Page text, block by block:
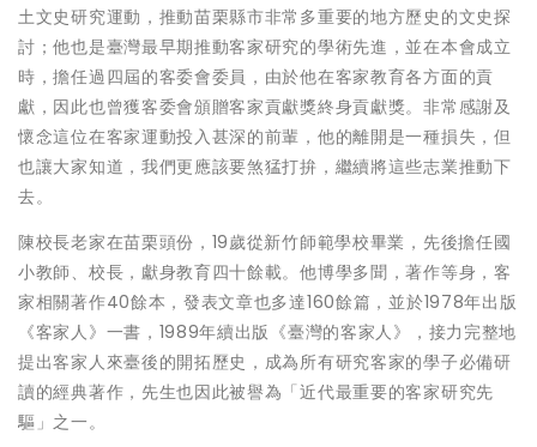
土文史研究運動，推動苗栗縣市非常多重要的地方歷史的文史探
討；他也是臺灣最早期推動客家研究的學術先進，並在本會成立
時，擔任過四屆的客委會委員，由於他在客家教育各方面的貢
獻，因此也曾獲客委會頒贈客家貢獻獎終身貢獻獎。非常感謝及
懷念這位在客家運動投入甚深的前輩，他的離開是一種損失，但
也讓大家知道，我們更應該要煞猛打拚，繼續將這些志業推動下
去。
陳校長老家在苗栗頭份，19歲從新竹師範學校畢業，先後擔任國
小教師、校長，獻身教育四十餘載。他博學多聞，著作等身，客
家相關著作40餘本，發表文章也多達160餘篇，並於1978年出版
《客家人》一書，1989年續出版《臺灣的客家人》，接力完整地
提出客家人來臺後的開拓歷史，成為所有研究客家的學子必備研
讀的經典著作，先生也因此被譽為「近代最重要的客家研究先
驅」之一。